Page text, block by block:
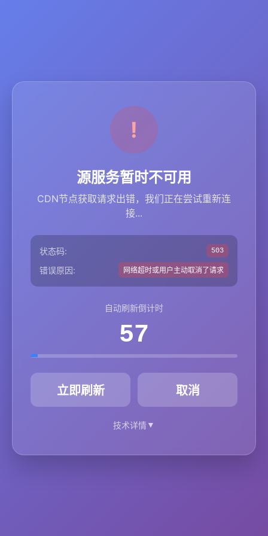
源服务暂时不可用
CDN节点获取请求出错，我们正在尝试重新连
接...
状态码: 503
错误原因: 网络超时或用户主动取消了请求
自动刷新倒计时
57
立即刷新 取消
技术详情▼